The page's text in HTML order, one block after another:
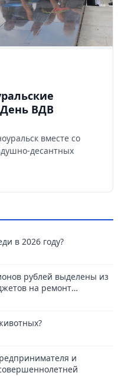
ВДВ
вместе со
десантных
в 2026 году?
рублей выделены из
на ремонт
и